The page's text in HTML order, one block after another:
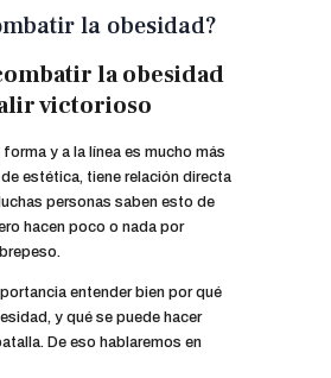
ESTÉTICA
OBESIDAD
la obesidad?
la obesidad
victorioso
forma y a la línea es mucho más
estética, tiene relación directa
personas saben esto de
hacen poco o nada por
entender bien por qué
y qué se puede hacer
De eso hablaremos en